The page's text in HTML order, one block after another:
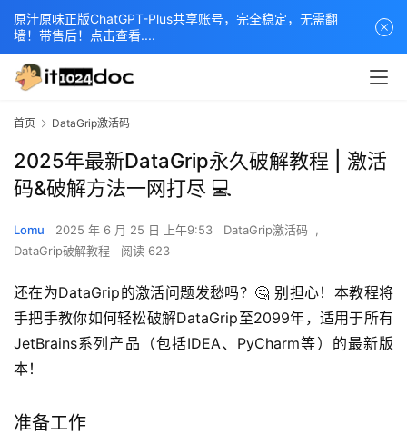
首页 DataGrip激活码
2025年最新DataGrip永久破解教程 | 激活
码&破解方法一网打尽 💻
Lomu 2025 年 6 月 25 日 上午9:53 DataGrip激活码
,
DataGrip破解教程
阅读 623
还在为DataGrip的激活问题发愁吗？🤔 别担心！本教程将
手把手教你如何轻松破解DataGrip至2099年，适用于所有
JetBrains系列产品（包括IDEA、PyCharm等）的最新版
本！
准备工作
原汁原味正版ChatGPT-Plus共享账号，完全稳定，无需翻
墙！带售后！点击查看....